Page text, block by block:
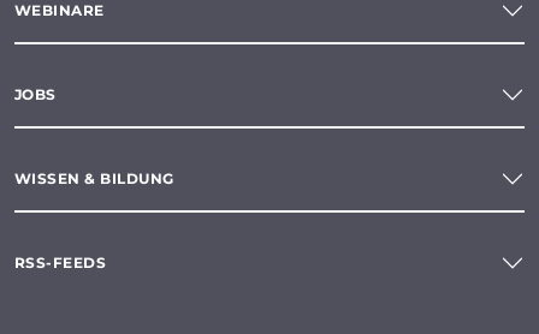
WEBINARE
JOBS
WISSEN & BILDUNG
RSS-FEEDS